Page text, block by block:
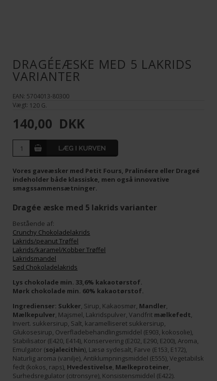
DRAGÉEÆSKE MED 5 LAKRIDS
VARIANTER
EAN: 5704013-80300
Vægt: 120 G.
140,00 DKK
Vores gaveæsker med Petit Fours, Pralinéere eller Drageé
indeholder både klassiske, men også innovative
smagssammensætninger.
Dragée æske med 5 lakrids varianter
Bestående af:
Crunchy Chokoladelakrids
Lakrids/peanut Trøffel
Lakrids/karamel/Kobber Trøffel
Lakridsmandel
Sød Chokoladelakrids
Lys chokolade min. 33,6% kakaotørstof.
Mørk chokolade min. 60% kakaotørstof.
Ingredienser: Sukker, Sirup, Kakaosmør, Mandler,
Mælkepulver, Majsmel, Lakridspulver, Vandfrit mælkefedt,
Invert. sukkersirup, Salt, karamelliseret sukkersirup,
Glukosesirup, Overfladebehandlingsmiddel (E903, kokosolie),
Stabilisator (E420, E414), Konservering (E202, E290, E200), Aroma,
Emulgator (sojalecithin), Læsø sydesalt, Farve (E153, E172),
Naturlig aroma (vanilje), Antiklumpningsmiddel (E555), Vegetabilsk
fedt (kokos, raps), Hvedestivelse, Mælkeproteiner,
Surhedsregulator (citronsyre), Konsistensmiddel (E422).